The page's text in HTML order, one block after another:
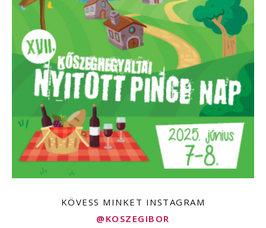
KÖVESS MINKET INSTAGRAM
@KOSZEGIBOR